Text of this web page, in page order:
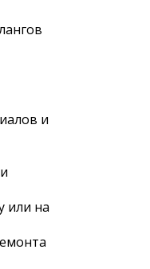
и
или на